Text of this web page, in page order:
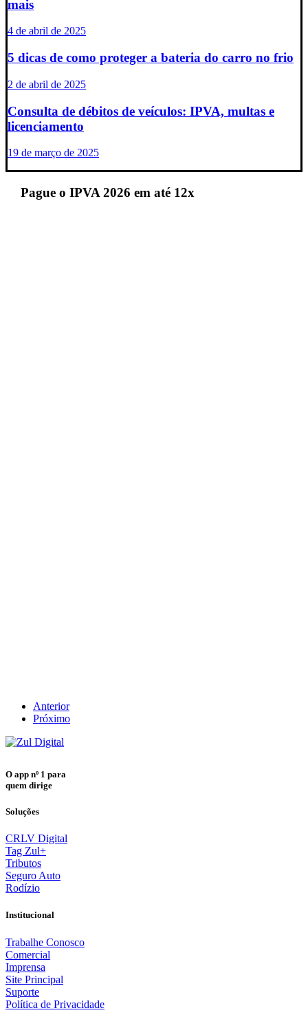
mais
4 de abril de 2025
5 dicas de como proteger a bateria do carro no frio
2 de abril de 2025
Consulta de débitos de veículos: IPVA, multas e
licenciamento
19 de março de 2025
Pague o IPVA 2026 em até 12x
Anterior
Próximo
O app nº 1 para
quem dirige
Soluções
CRLV Digital
Tag Zul+
Tributos
Seguro Auto
Rodízio
Institucional
Trabalhe Conosco
Comercial
Imprensa
Site Principal
Suporte
Política de Privacidade